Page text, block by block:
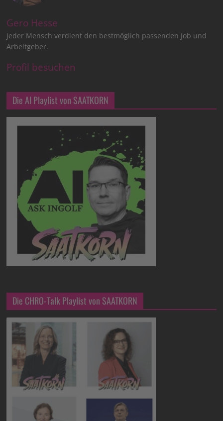
Gero Hesse
Jeder Mensch verdient den bestmöglich passenden Job und
Arbeitgeber.
Profil besuchen
Die AI Playlist von SAATKORN
Die CHRO-Talk Playlist von SAATKORN